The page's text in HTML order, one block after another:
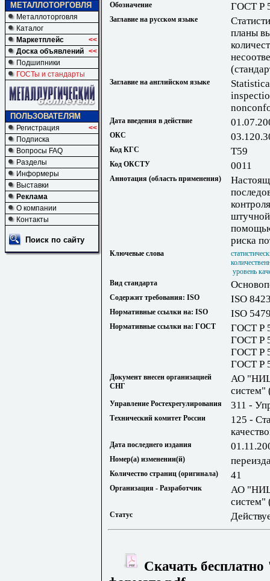
МЕТАЛЛОТОРГОВЛЯ
Металлоторговля
Каталог
Маркетплейс
<<
Доска объявлений <<
Подшипники
ГОСТы и стандарты
ПОЛЬЗОВАТЕЛЯМ
Регистрация
<<
Подписка
Вопросы FAQ
Разделы
Информеры
Выставки
Реклама
О компании
Контакты
Поиск по сайту
Обозначение ГОСТ Р
Заглавие на русском языке
планы
Заглавие на английском языке
Дата введения в действие
ОКС
Код КГС Т59
Код ОКСТУ 0011
Аннотация (область применения)
риска
Ключевые слова
уровень
Вид стандарта
Содержит требования: ISO ISO
Нормативные ссылки на: ISO ISO
Нормативные ссылки на: ГОСТ
ГОСТ Р
ГОСТ Р
ГОСТ Р
ГОСТ Р
Документ внесен организацией
СНГ
АО "НИЦ
Управление Ростехрегулирования 311 -
Технический комитет России
125 -
Дата последнего издания
Номер(а) изменении(й)
Количество страниц (оригинала) 41
Организация - Разработчик
АО "НИЦ
Статус
Скачать